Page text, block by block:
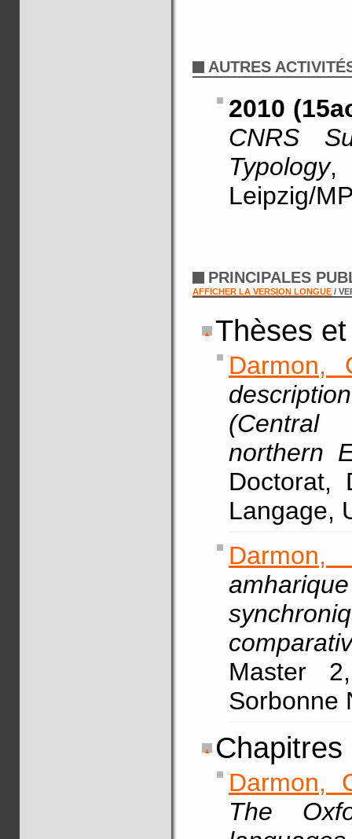
AUTRES
2010
CNRS
Typology,
Leipzig/
PRINCIPALES
AFFICHER LA VERSION LONGUE /
Thèses
Darmon,
(Central
northern
Doctorat,
Langage,
Master
Sorbonne
Darmon,
The